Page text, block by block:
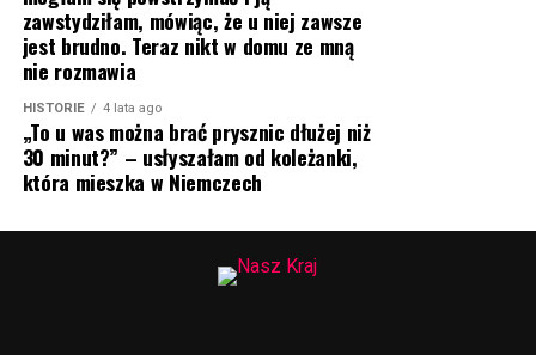
zawstydziłam, mówiąc, że u niej zawsze
jest brudno. Teraz nikt w domu ze mną
nie rozmawia
HISTORIE 4 lata ago
„To u was można brać prysznic dłużej niż
30 minut?” – usłyszałam od koleżanki,
która mieszka w Niemczech